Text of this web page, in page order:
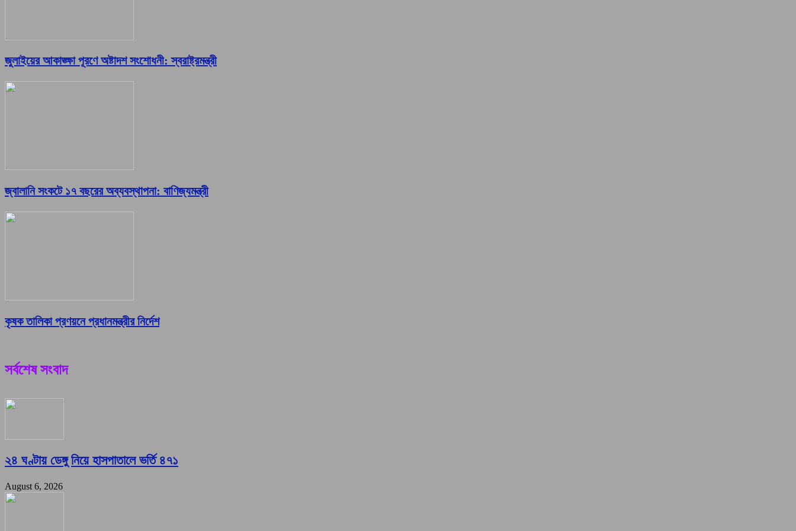
জুলাইয়ের আকাঙ্ক্ষা পূরণে অষ্টাদশ সংশোধনী: স্বরাষ্ট্রমন্ত্রী
জ্বালানি সংকটে ১৭ বছরের অব্যবস্থাপনা: বাণিজ্যমন্ত্রী
কৃষক তালিকা প্রণয়নে প্রধানমন্ত্রীর নির্দেশ
সর্বশেষ সংবাদ
২৪ ঘণ্টায় ডেঙ্গু নিয়ে হাসপাতালে ভর্তি ৪৭১
August 6, 2026